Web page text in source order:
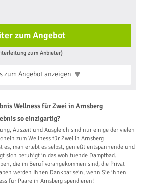
zum Angebot
zum Anbieter)
zum Angebotanzeigen
Wellness für Zwei in Arnsberg
so einzigartig?
Auszeit und Ausgleich sind nur einige der vielen
zum Wellness für Zwei in Arnsberg
es, man erlebt es selbst, genießt entspannende und
sich beruhigt in das wohltuende Dampfbad.
die im Beruf vorangekommen sind, die Privat
werden Ihnen Dankbar sein, wenn Sie ihnen
für Paare in Arnsberg spendieren!